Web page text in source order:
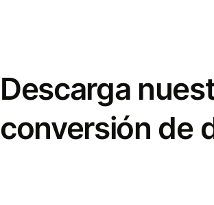
Descarga
conversión de